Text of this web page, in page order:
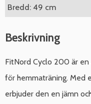
Bredd: 49 cm
Beskrivning
FitNord Cyclo 200 är
för hemmaträning. Med
erbjuder den en jämn